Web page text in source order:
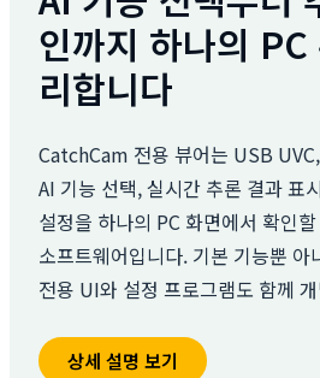
인까지 하나의
리합니다
CatchCam 전용 뷰어는 USB
AI 기능 선택, 실시간 추론 결과 표
설정을 하나의 PC 화면에서 확인
소프트웨어입니다. 기본 기능뿐 아
전용 UI와 설정 프로그램도 함께
상세 설명 보기